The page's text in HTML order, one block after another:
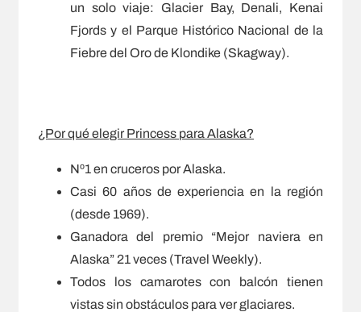
un solo viaje: Glacier Bay, Denali, Kenai
Fjords y el Parque Histórico Nacional de la
Fiebre del Oro de Klondike (Skagway).
¿Por qué elegir Princess para Alaska?
Nº1 en cruceros por Alaska.
Casi 60 años de experiencia en la región
(desde 1969).
Ganadora del premio “Mejor naviera en
Alaska” 21 veces (Travel Weekly).
Todos los camarotes con balcón tienen
vistas sin obstáculos para ver glaciares.